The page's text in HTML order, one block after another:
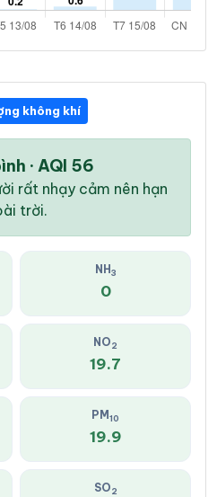
không khí
· AQI 56
rất nhạy cảm nên hạn
trời.
NH 3
0
NO2
19.7
PM 10
19.9
SO2